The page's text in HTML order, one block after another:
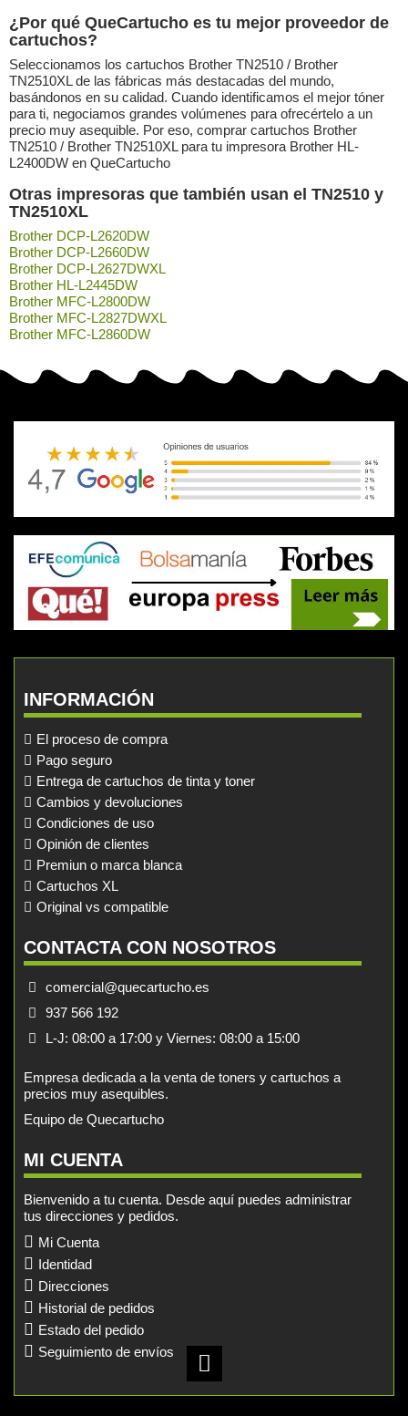
¿Por qué QueCartucho es tu mejor proveedor de
cartuchos?
Seleccionamos los cartuchos Brother TN2510 / Brother
TN2510XL de las fábricas más destacadas del mundo,
basándonos en su calidad. Cuando identificamos el mejor tóner
para ti, negociamos grandes volúmenes para ofrecértelo a un
precio muy asequible. Por eso, comprar cartuchos Brother
TN2510 / Brother TN2510XL para tu impresora Brother HL-
L2400DW en QueCartucho
Otras impresoras que también usan el TN2510 y
TN2510XL
Brother DCP-L2620DW
Brother DCP-L2660DW
Brother DCP-L2627DWXL
Brother HL-L2445DW
Brother MFC-L2800DW
Brother MFC-L2827DWXL
Brother MFC-L2860DW
INFORMACIÓN
El proceso de compra
Pago seguro
Entrega de cartuchos de tinta y toner
Cambios y devoluciones
Condiciones de uso
Opinión de clientes
Premiun o marca blanca
Cartuchos XL
Original vs compatible
CONTACTA CON NOSOTROS
comercial@quecartucho.es
937 566 192
L-J: 08:00 a 17:00 y Viernes: 08:00 a 15:00
Empresa dedicada a la venta de toners y cartuchos a
precios muy asequibles.
Equipo de Quecartucho
MI CUENTA
Bienvenido a tu cuenta. Desde aquí puedes administrar
tus direcciones y pedidos.
Mi Cuenta
Identidad
Direcciones
Historial de pedidos
Estado del pedido
Seguimiento de envíos